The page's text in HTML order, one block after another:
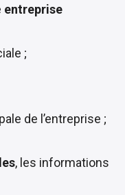
entreprise
;
de l’entreprise ;
, les informations